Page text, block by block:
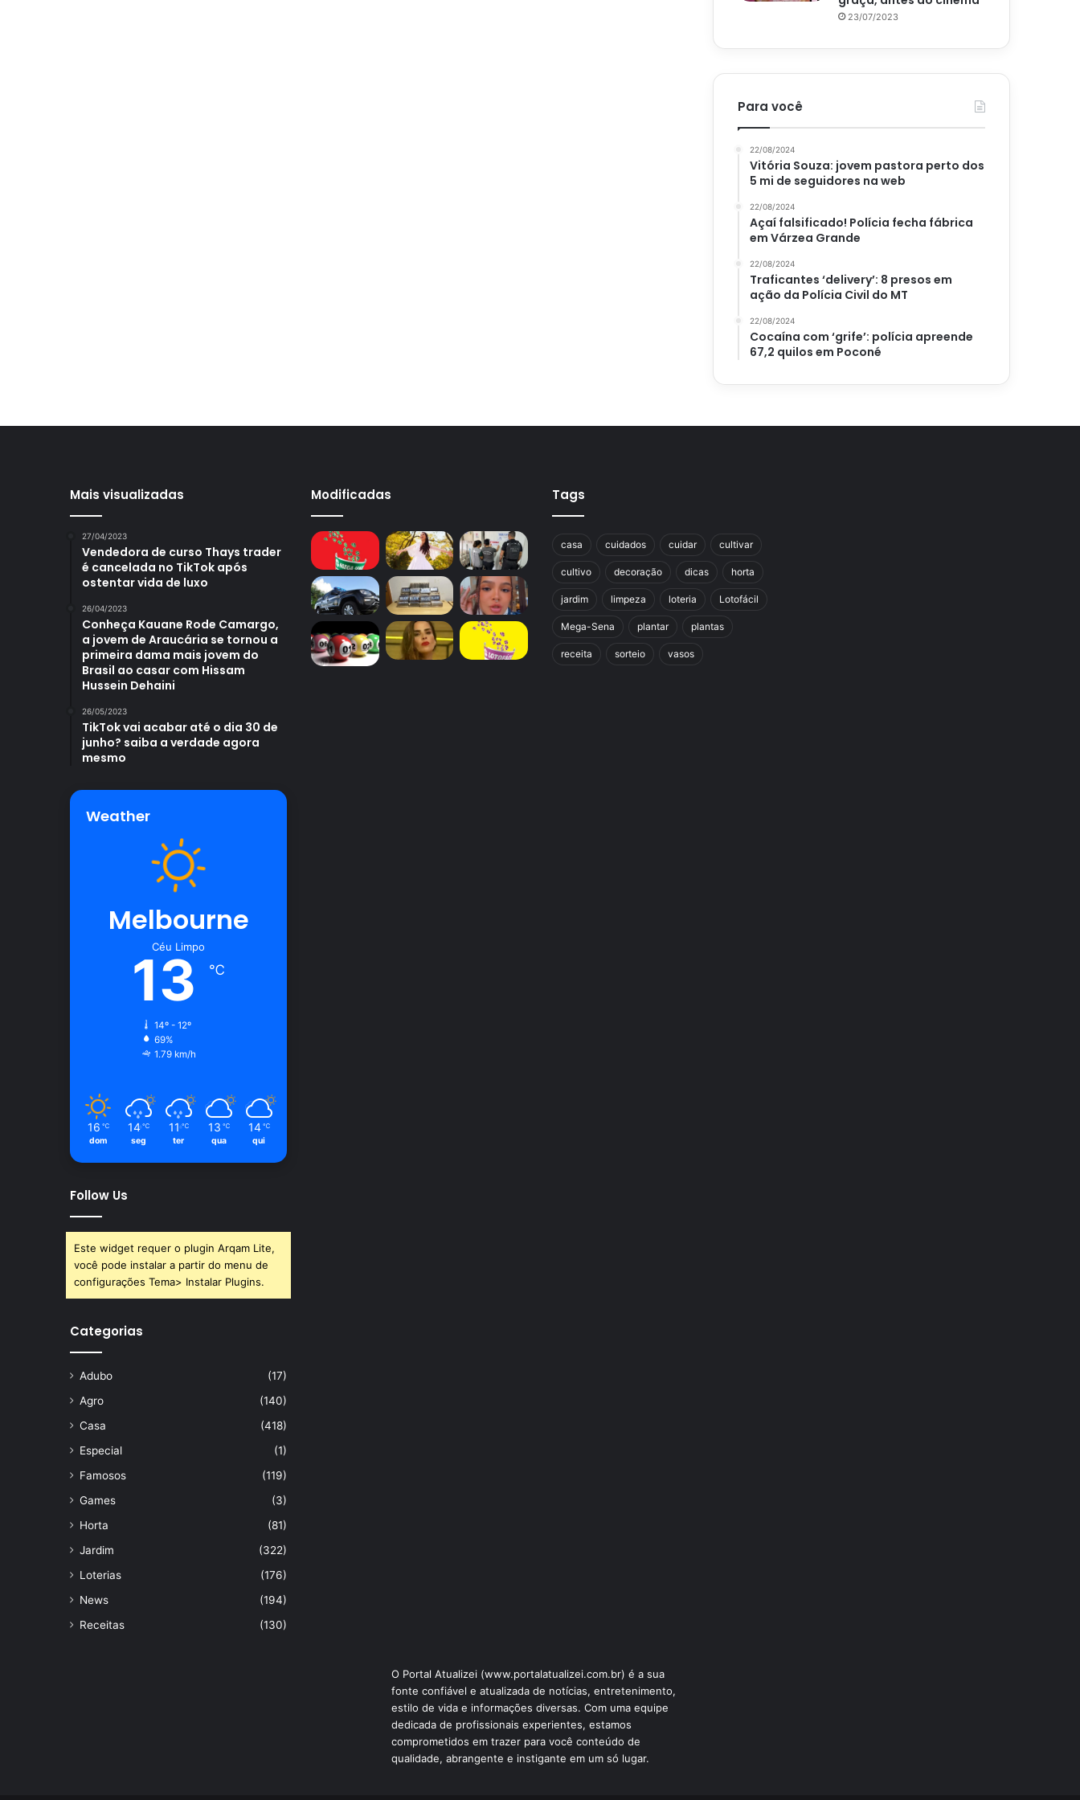
23/07/2023
Para você
22/08/2024
Vitória Souza: jovem pastora perto dos
5 mi de seguidores na web
22/08/2024
Açaí falsificado! Polícia fecha fábrica
em Várzea Grande
22/08/2024
Traficantes ‘delivery’: 8 presos em
ação da Polícia Civil do MT
22/08/2024
Cocaína com ‘grife’: polícia apreende
67,2 quilos em Poconé
Mais visualizadas
27/04/2023
Vendedora de curso Thays trader
é cancelada no TikTok após
ostentar vida de luxo
26/04/2023
Conheça Kauane Rode Camargo,
a jovem de Araucária se tornou a
primeira dama mais jovem do
Brasil ao casar com Hissam
Hussein Dehaini
26/05/2023
TikTok vai acabar até o dia 30 de
junho? saiba a verdade agora
mesmo
Weather
Melbourne
Céu Limpo
13 ℃
14º - 12º
69%
1.79 km/h
16 ℃
dom
14 ℃
seg
11 ℃
ter
13 ℃
qua
14 ℃
qui
Follow Us
Este widget requer o plugin Arqam Lite,
você pode instalar a partir do menu de
configurações Tema> Instalar Plugins.
Categorias
Adubo
(17)
Agro
(140)
Casa
(418)
Especial
(1)
Famosos
(119)
Games
(3)
Horta
(81)
Jardim
(322)
Loterias
(176)
News
(194)
Receitas
(130)
Modificadas Tags
casa cuidados cuidar cultivar
cultivo decoração dicas horta
jardim limpeza loteria Lotofácil
Mega-Sena plantar plantas
receita sorteio vasos
O Portal Atualizei (www.portalatualizei.com.br) é a sua
fonte confiável e atualizada de notícias, entretenimento,
estilo de vida e informações diversas. Com uma equipe
dedicada de profissionais experientes, estamos
comprometidos em trazer para você conteúdo de
qualidade, abrangente e instigante em um só lugar.